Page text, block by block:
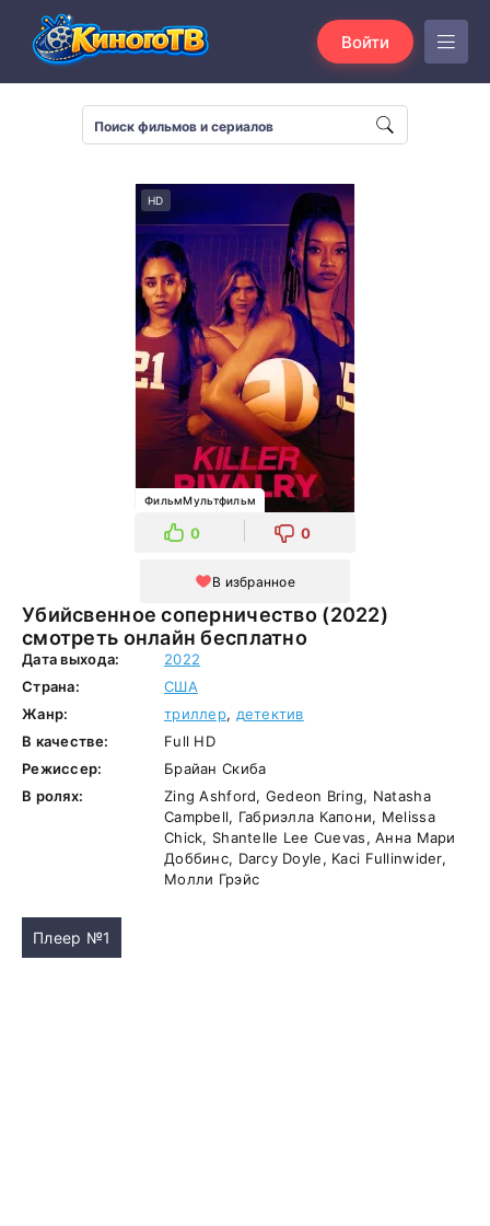
Войти
Убийсвенное соперничество (2022)
смотреть онлайн бесплатно
HD
ФильмМультфильм
0 0
В избранное
Дата выхода:
2022
Страна:
США
Жанр:
триллер, детектив
В качестве:
Full HD
Режиссер:
Брайан Скиба
В ролях:
Zing Ashford, Gedeon Bring, Natasha
Campbell, Габриэлла Капони, Melissa
Chick, Shantelle Lee Cuevas, Анна Мари
Доббинс, Darcy Doyle, Kaci Fullinwider,
Молли Грэйс
Плеер №1